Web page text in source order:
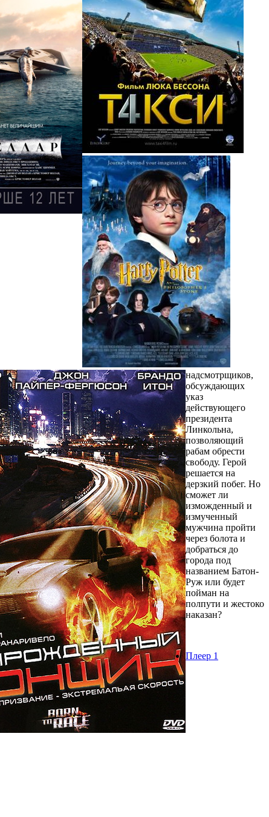
надсмотрщиков,
обсуждающих
указ
действующего
президента
Линкольна,
позволяющий
рабам обрести
свободу. Герой
решается на
дерзкий побег. Но
сможет ли
изможденный и
измученный
мужчина пройти
через болота и
добраться до
города под
названием Батон-
Руж или будет
пойман на
полпути и жестоко
наказан?
Плеер 1